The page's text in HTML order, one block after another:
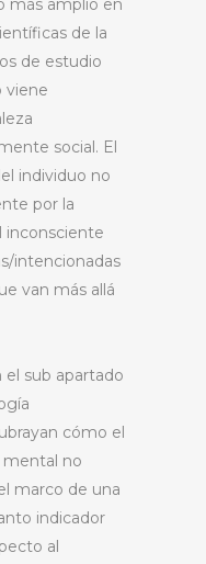
más amplio en
de la
de estudio
viene
social. El
individuo no
por la
inconsciente
intencionadas
van más allá
sub apartado
cómo el
no
marco de una
indicador
al